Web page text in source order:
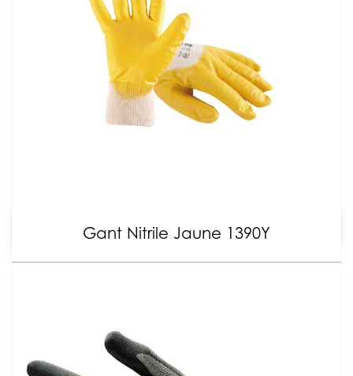
Gant Nitrile Jaune 1390Y